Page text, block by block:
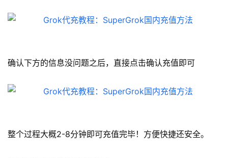
确认下方的信息没问题之后，直接点击确认充值即可
整个过程大概2-8分钟即可充值完毕！方便快捷还安全。